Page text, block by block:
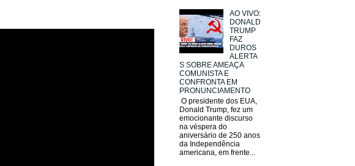
AO VIVO:
DONALD
TRUMP
FAZ
DUROS
ALERTA
S SOBRE AMEAÇA
COMUNISTA E
CONFRONTA EM
PRONUNCIAMENTO
O presidente dos EUA,
Donald Trump, fez um
emocionante discurso
na véspera do
aniversário de 250 anos
da Independência
americana, em frente...